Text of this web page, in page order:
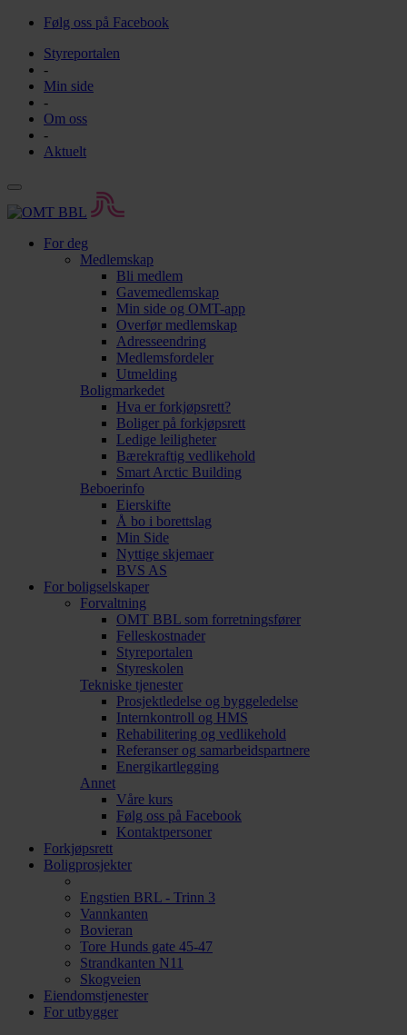
Følg oss på Facebook
Styreportalen
-
Min side
-
Om oss
-
Aktuelt
For deg
Medlemskap
Bli medlem
Gavemedlemskap
Min side og OMT-app
Overfør medlemskap
Adresseendring
Medlemsfordeler
Utmelding
Boligmarkedet
Hva er forkjøpsrett?
Boliger på forkjøpsrett
Ledige leiligheter
Bærekraftig vedlikehold
Smart Arctic Building
Beboerinfo
Eierskifte
Å bo i borettslag
Min Side
Nyttige skjemaer
BVS AS
For boligselskaper
Forvaltning
OMT BBL som forretningsfører
Felleskostnader
Styreportalen
Styreskolen
Tekniske tjenester
Prosjektledelse og byggeledelse
Internkontroll og HMS
Rehabilitering og vedlikehold
Referanser og samarbeidspartnere
Energikartlegging
Annet
Våre kurs
Følg oss på Facebook
Kontaktpersoner
Forkjøpsrett
Boligprosjekter
Engstien BRL - Trinn 3
Vannkanten
Bovieran
Tore Hunds gate 45-47
Strandkanten N11
Skogveien
Eiendomstjenester
For utbygger